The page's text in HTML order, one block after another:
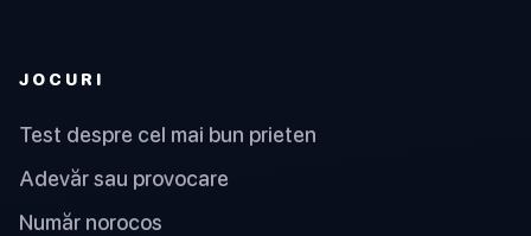
JOCURI
Test despre cel mai bun prieten
Adevăr sau provocare
Număr norocos